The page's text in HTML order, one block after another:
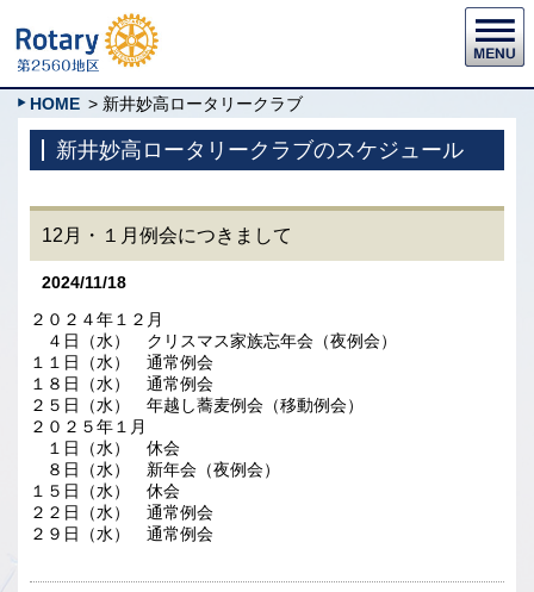
HOME > 新井妙高ロータリークラブ
新井妙高ロータリークラブのスケジュール
12月・１月例会につきまして
2024/11/18
２０２４年１２月
４日（水） クリスマス家族忘年会（夜例会）
１１日（水） 通常例会
１８日（水） 通常例会
２５日（水） 年越し蕎麦例会（移動例会）
２０２５年１月
１日（水） 休会
８日（水） 新年会（夜例会）
１５日（水） 休会
２２日（水） 通常例会
２９日（水） 通常例会